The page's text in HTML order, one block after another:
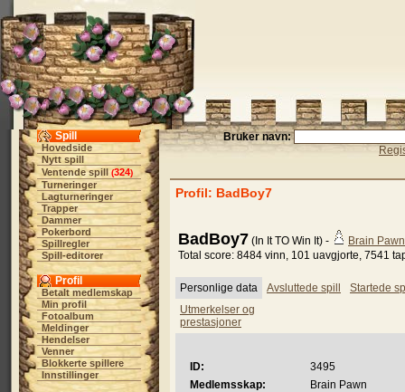
Spill
Hovedside
Nytt spill
Ventende spill (324)
Turneringer
Lagturneringer
Trapper
Dammer
Pokerbord
Spillregler
Spill-editorer
Profil
Betalt medlemskap
Min profil
Fotoalbum
Meldinger
Hendelser
Venner
Blokkerte spillere
Innstillinger
Bruker navn:
Profil: BadBoy7
BadBoy7 (In It TO Win It) -
Brain Pawn
Total score: 8484 vinn, 101 uavgjorte, 7541
Personlige data Avsluttede spill
Startede
Utmerkelser og
prestasjoner
ID:
3495
Medlemsskap:
Brain Pawn